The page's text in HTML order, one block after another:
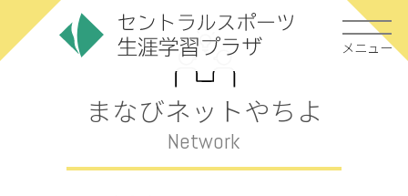
メニュー
まなびネットやちよ
Network